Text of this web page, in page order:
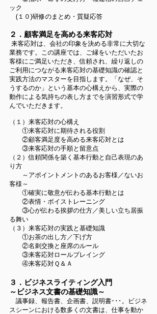
ック
(１０)研修のまとめ・質疑応答
２．顧客満足を高める来客応対
来客応対は、会社の印象を決める非常に大切な
業務です。この講座では、ご縁をいただいたお
客様にご満足いただき、信頼され、繰り返しの
ご利用につながる来客応対の基礎知識の確認と
実践方法のマスターを目指します。「なぜ、そ
うするのか」という基本の心構えから、実際の
動作による気持ちの表し方までを演習形式で学
んでいただきます。
（１）来客応対の心構え
①来客応対に期待される役割
②顧客満足度を高める来客応対とは
③来客応対の手順と留意点
（２）信頼関係を築く基本行動と自己表現のあ
り方
～アポイントメントのあるお客様／ないお
客様～
①確実に敬意が伝わる基本行動とは
②表情・ボイストレーニング
③心が伝わる挨拶の仕方／美しい立ち居振
る舞い
（３）来客応対の実践と基礎知識
①お茶の出し方／下げ方
②名刺交換と座席のルール
③来客応対ロールプレイング
④来客応対Ｑ＆Ａ
３．ビジネスライティング入門
～ビジネス文書の基礎知識～
議事録、報告書、企画書、説明書･･･。ビジネ
スシーンにおける数多くの文書は、仕事を動か